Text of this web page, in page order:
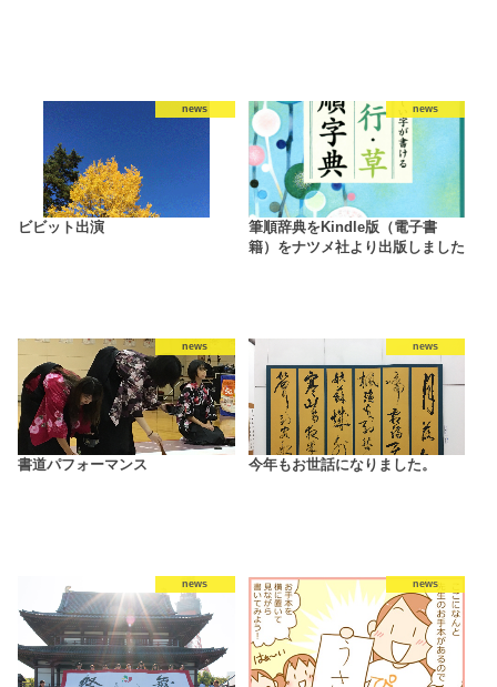
news
ビビット出演
news
筆順辞典をKindle版（電子書
籍）をナツメ社より出版しました
news
書道パフォーマンス
news
今年もお世話になりました。
news news